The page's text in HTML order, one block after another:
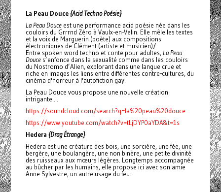
La Peau Douce{Acid Techno Poésie}
La Peau Douce est une performance acid poésie née dans les
couloirs du Grrrnd Zéro à Vaulx-en-Velin. Elle mêle les textes
et la voix de Marguerin (poète) aux compositions
électroniques de Clément (artiste et musicien)/
Entre spoken word techno et conte pour adultes, La Peau
Douce s’enfonce dans la sexualité comme dans les couloirs
du Nostromo d’Alien, explorant dans une langue crue et
riche en images les liens entre différentes contre-cultures, du
cinéma d'horreur à l'autofiction gay.
La Peau Douce vous propose une nouvelle création
intrigante....
https://soundcloud.com/search?q=la%20peau%20douce
https://www.youtube.com/watch?v=tLjDYP0aYDA&t=1s
Hedera {Drag Étrange}
Hedera est une créature des bois, une sorcière, une fée, une
bergère, une boulangère, une non binère, une petite divinité
des ruisseaux aux mœurs légères. Longtemps accompagnée
au bûcher par les humains, elle propose ici avec son amie
Anne Sylvestre, un autre usage du feu.